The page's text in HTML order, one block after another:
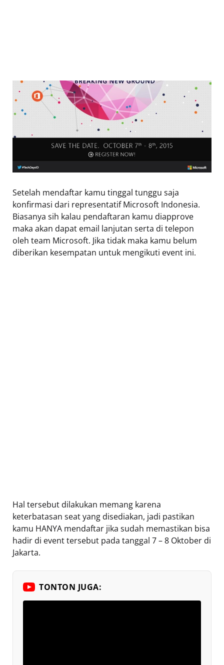
Setelah mendaftar kamu tinggal tunggu saja
konfirmasi dari representatif Microsoft Indonesia.
Biasanya sih kalau pendaftaran kamu diapprove
maka akan dapat email lanjutan serta di telepon
oleh team Microsoft. Jika tidak maka kamu belum
diberikan kesempatan untuk mengikuti event ini.
Hal tersebut dilakukan memang karena
keterbatasan seat yang disediakan, jadi pastikan
kamu HANYA mendaftar jika sudah memastikan bisa
hadir di event tersebut pada tanggal 7 – 8 Oktober di
Jakarta.
TONTON JUGA: